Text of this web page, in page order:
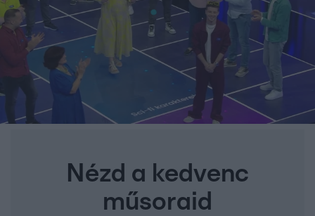
Nézd a kedvenc
műsoraid